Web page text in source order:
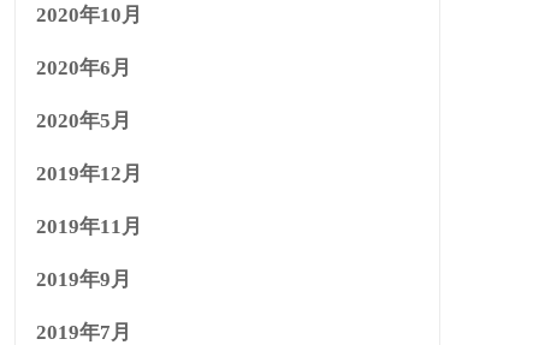
2020年10月
2020年6月
2020年5月
2019年12月
2019年11月
2019年9月
2019年7月